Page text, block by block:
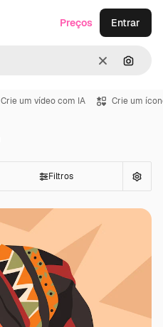
Limpar
Preços Entrar
Crie um vídeo com IA Crie um
Filtros